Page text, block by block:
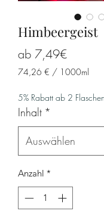
Himbeergeist
ab 7,49€Sale-
Preis
74,26 € / 1000ml
pro
1000
Milliliter
5% Rabatt ab 2
Inhalt *
Anzahl *